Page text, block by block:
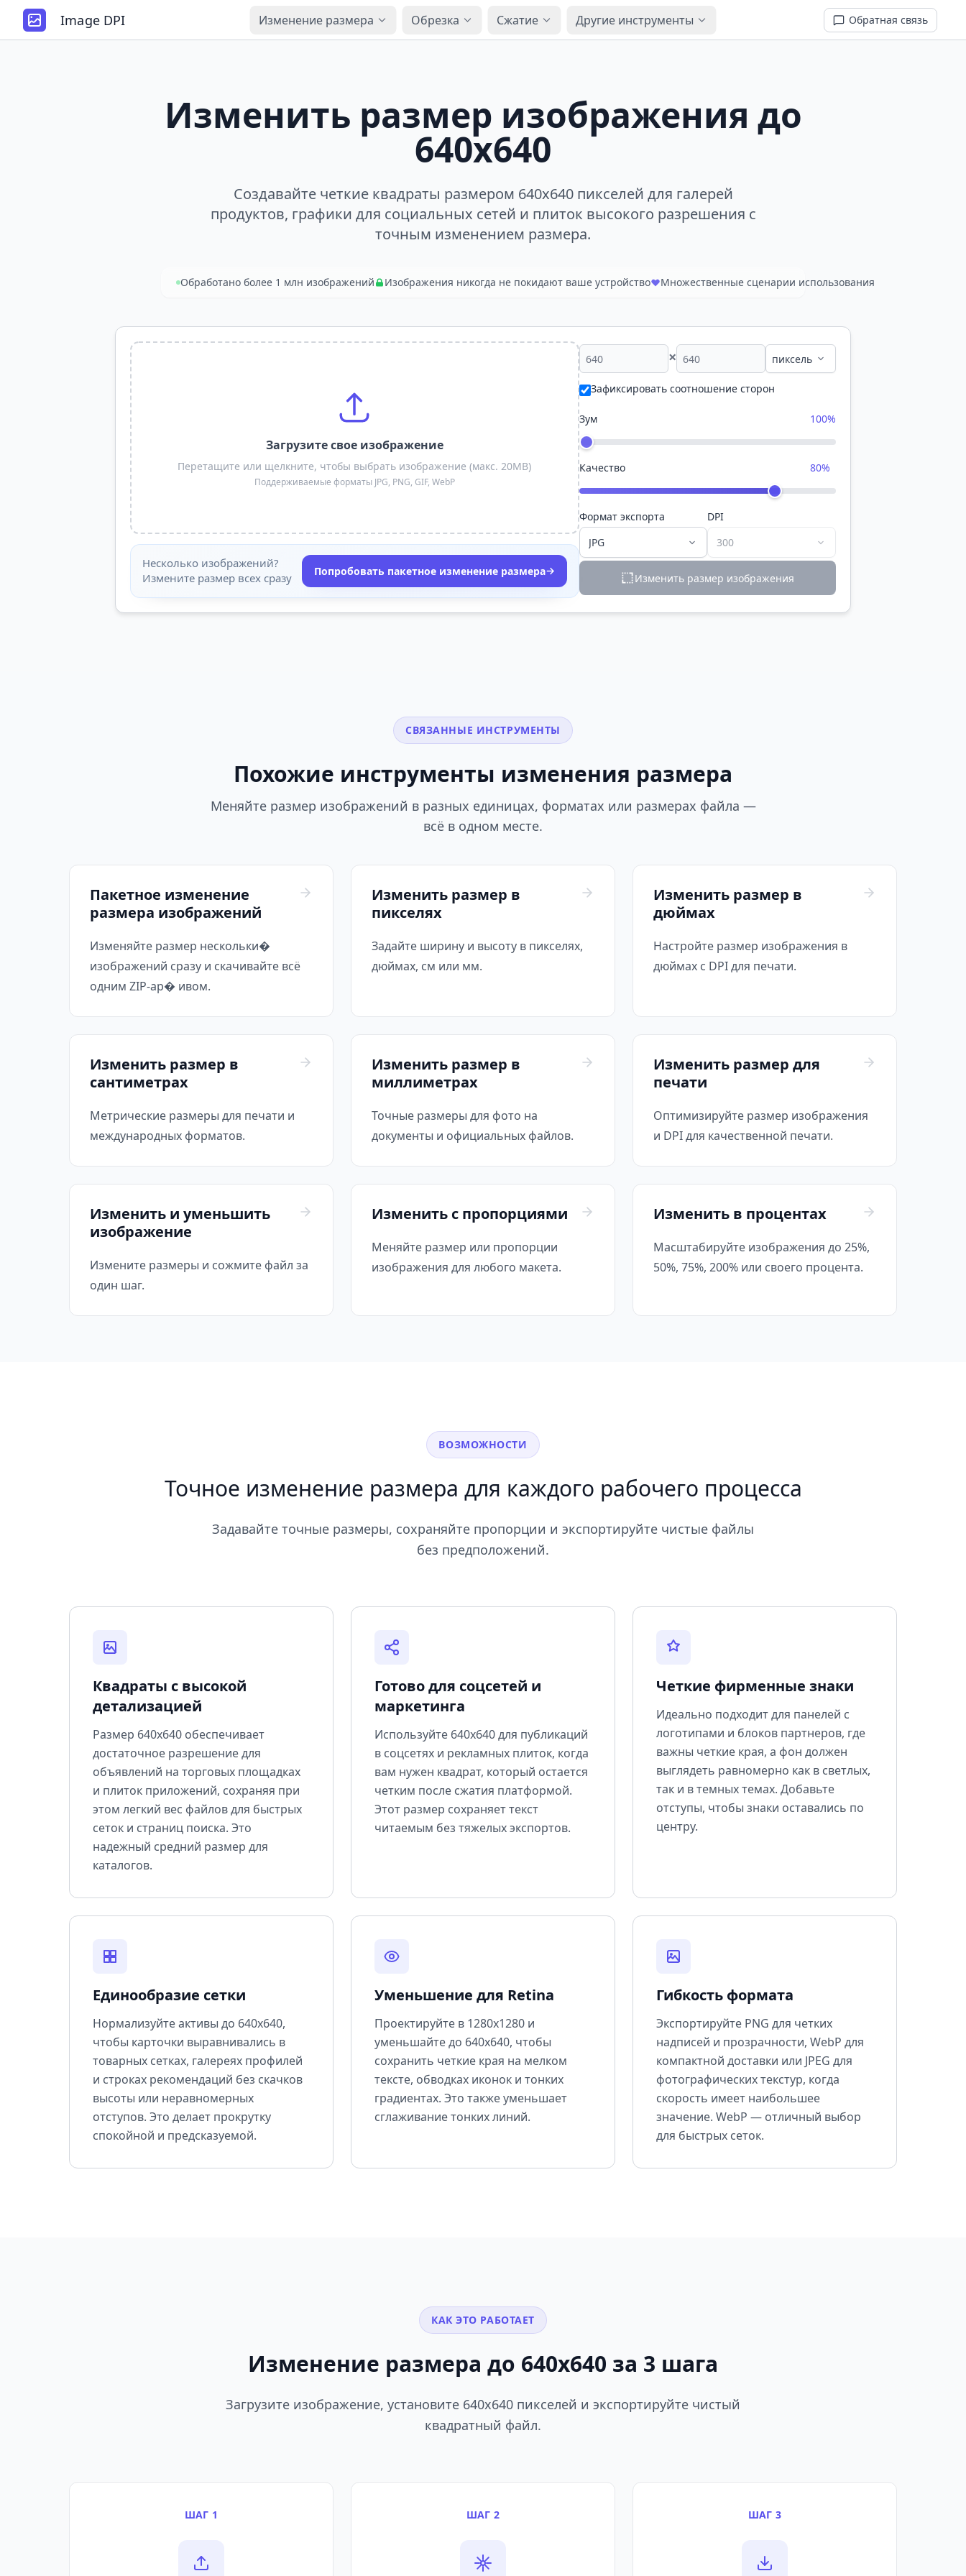
Image DPI Изменение размера Обрезка Сжатие Другие инструменты Обратная связь
Изменить размер изображения до
640x640
Создавайте четкие квадраты размером 640x640 пикселей для галерей
продуктов, графики для социальных сетей и плиток высокого разрешения с
точным изменением размера.
Обработано более 1 млн изображений Изображения никогда не покидают ваше устройство Множественные сценарии использования
Загрузите свое изображение
Перетащите или щелкните, чтобы выбрать изображение (макс. 20MB)
Поддерживаемые форматы JPG, PNG, GIF, WebP
Несколько изображений?
Измените размер всех сразу
Попробовать пакетное изменение размера→
×
Зафиксировать соотношение сторон
Зум 100%
Качество 80%
Формат экспорта DPI
Изменить размер изображения
СВЯЗАННЫЕ ИНСТРУМЕНТЫ
Похожие инструменты изменения размера
Меняйте размер изображений в разных единицах, форматах или размерах файла —
всё в одном месте.
Пакетное изменение
размера изображений
Изменяйте размер нескольки�
изображений сразу и скачивайте всё
одним ZIP-ар� ивом.
Изменить размер в
пикселях
Задайте ширину и высоту в пикселях,
дюймах, см или мм.
Изменить размер в
дюймах
Настройте размер изображения в
дюймах с DPI для печати.
Изменить размер в
сантиметрах
Метрические размеры для печати и
международных форматов.
Изменить размер в
миллиметрах
Точные размеры для фото на
документы и официальных файлов.
Изменить размер для
печати
Оптимизируйте размер изображения
и DPI для качественной печати.
Изменить и уменьшить
изображение
Измените размеры и сожмите файл за
один шаг.
Изменить с пропорциями
Меняйте размер или пропорции
изображения для любого макета.
Изменить в процентах
Масштабируйте изображения до 25%,
50%, 75%, 200% или своего процента.
ВОЗМОЖНОСТИ
Точное изменение размера для каждого рабочего процесса
Задавайте точные размеры, сохраняйте пропорции и экспортируйте чистые файлы
без предположений.
Квадраты с высокой
детализацией
Размер 640x640 обеспечивает
достаточное разрешение для
объявлений на торговых площадках
и плиток приложений, сохраняя при
этом легкий вес файлов для быстрых
сеток и страниц поиска. Это
надежный средний размер для
каталогов.
Готово для соцсетей и
маркетинга
Используйте 640x640 для публикаций
в соцсетях и рекламных плиток, когда
вам нужен квадрат, который остается
четким после сжатия платформой.
Этот размер сохраняет текст
читаемым без тяжелых экспортов.
Четкие фирменные знаки
Идеально подходит для панелей с
логотипами и блоков партнеров, где
важны четкие края, а фон должен
выглядеть равномерно как в светлых,
так и в темных темах. Добавьте
отступы, чтобы знаки оставались по
центру.
Единообразие сетки
Нормализуйте активы до 640x640,
чтобы карточки выравнивались в
товарных сетках, галереях профилей
и строках рекомендаций без скачков
высоты или неравномерных
отступов. Это делает прокрутку
спокойной и предсказуемой.
Уменьшение для Retina
Проектируйте в 1280x1280 и
уменьшайте до 640x640, чтобы
сохранить четкие края на мелком
тексте, обводках иконок и тонких
градиентах. Это также уменьшает
сглаживание тонких линий.
Гибкость формата
Экспортируйте PNG для четких
надписей и прозрачности, WebP для
компактной доставки или JPEG для
фотографических текстур, когда
скорость имеет наибольшее
значение. WebP — отличный выбор
для быстрых сеток.
КАК ЭТО РАБОТАЕТ
Изменение размера до 640x640 за 3 шага
Загрузите изображение, установите 640x640 пикселей и экспортируйте чистый
квадратный файл.
ШАГ 1 ШАГ 2 ШАГ 3